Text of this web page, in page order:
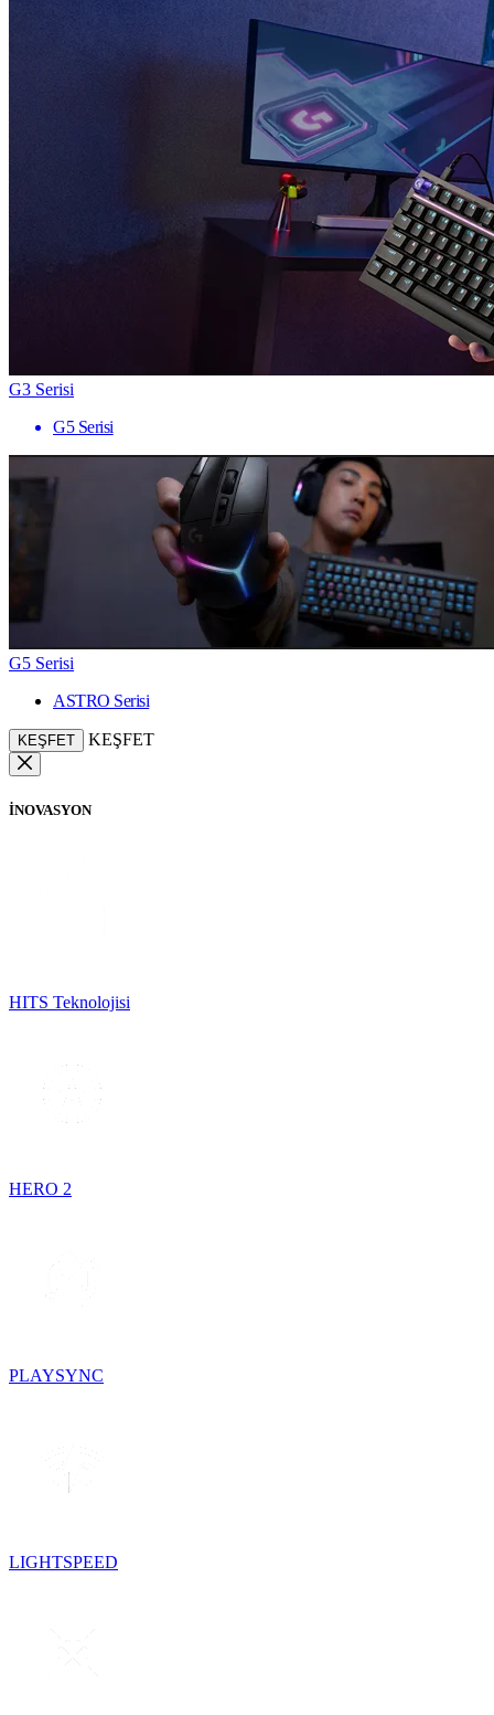
G3 Serisi
G5 Serisi
G5 Serisi
ASTRO Serisi
KEŞFET KEŞFET
İNOVASYON
HITS Teknolojisi
HERO 2
PLAYSYNC
LIGHTSPEED